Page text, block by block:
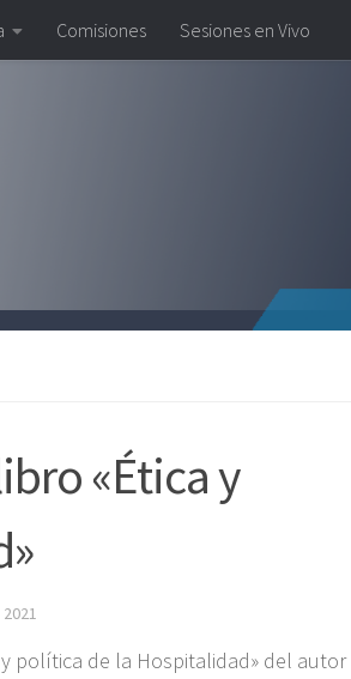
Comisiones Sesiones en Vivo
«Ética y
2021
política de la Hospitalidad» del autor